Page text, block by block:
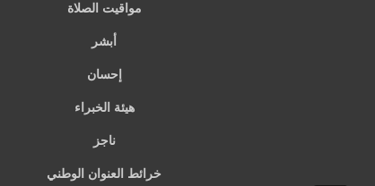
مواقيت الصلاة
أبشر
إحسان
هيئة الخبراء
ناجز
خرائط العنوان الوطني